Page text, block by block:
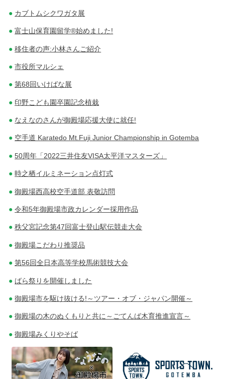
カブトムシクワガタ展
富士山保育園留学®始めました!
移住者の声:小林さんご紹介
市役所マルシェ
第68回いけばな展
印野こども園卒園記念植栽
なえなのさんが御殿場応援大使に就任!
空手道 Karatedo Mt.Fuji Junior Championship in Gotemba
50周年「2022三井住友VISA太平洋マスターズ」
時之栖イルミネーション点灯式
御殿場西高校空手道部 表敬訪問
令和5年御殿場市政カレンダー採用作品
秩父宮記念第47回富士登山駅伝競走大会
御殿場こだわり推奨品
第56回全日本高等学校馬術競技大会
ばら祭りを開催しました
御殿場市を駆け抜ける!～ツアー・オブ・ジャパン開催～
御殿場の木のぬくもりと共に～ごてんば木育推進宣言～
御殿場みくりやそば